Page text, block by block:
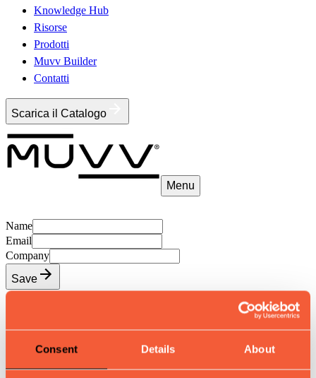
Consent Details About
Knowledge Hub
Risorse
Prodotti
Muvv Builder
Contatti
Scarica il Catalogo
Menu
Name
Email
Company
Save
Progetti cofinanziati